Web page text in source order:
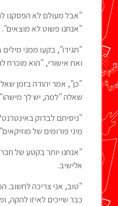
"אבל מעולם לא הפסקנו
"אנחנו פשוט לא מוצאים".
"תגידו", בקעו ממני
ואת אישורי, "הוא מוכרח
"כן", אמר יהודה בזמן
שאלה "למה, יש לך
"ניסיתם לבדוק
מיני פורומים של
"אנחנו יותר בקטע של
אלישיב.
"טוב, אני צריכה לחשוב.
כבר שייכים לאיזו להקה,